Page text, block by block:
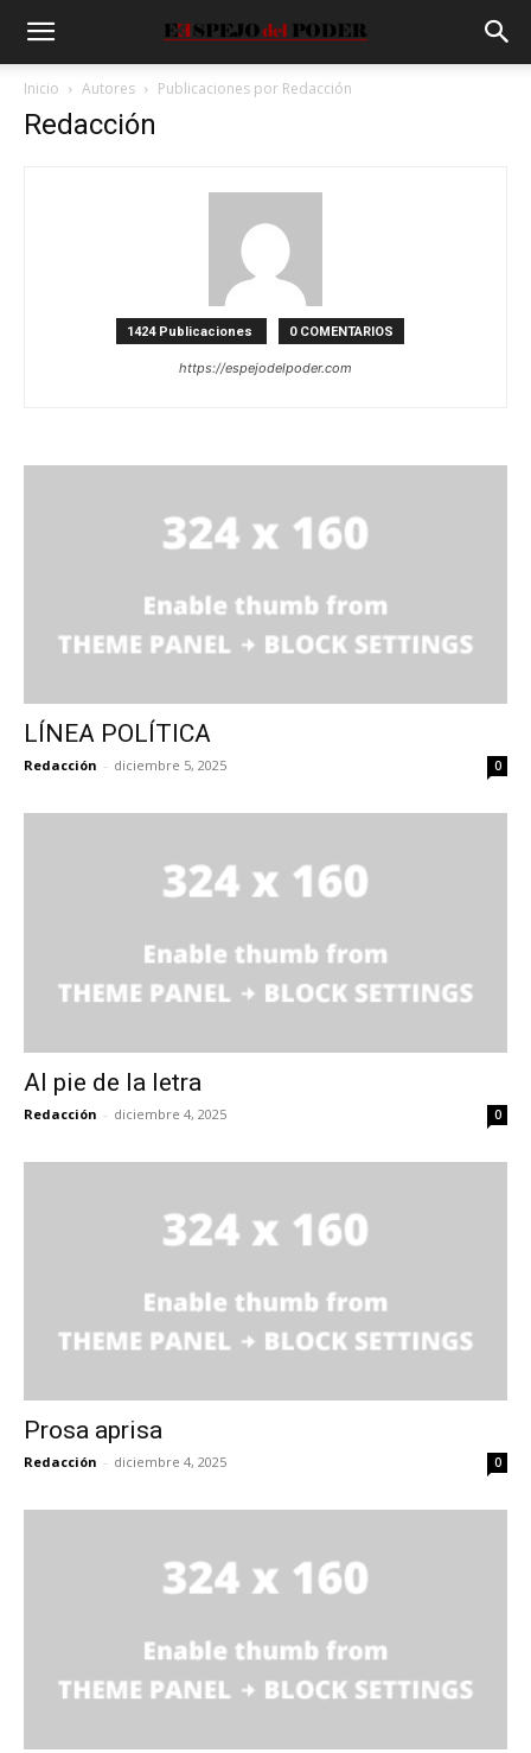
Inicio Autores Publicaciones por Redacción
Redacción
1424 Publicaciones 0 COMENTARIOS
https://espejodelpoder.com
LÍNEA POLÍTICA
Redacción - diciembre 5, 2025 0
Al pie de la letra
Redacción - diciembre 4, 2025 0
Prosa aprisa
Redacción - diciembre 4, 2025 0